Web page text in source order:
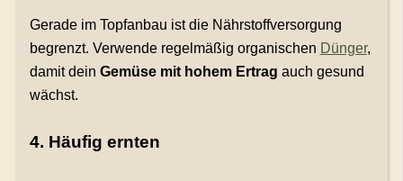
Gerade im Topfanbau ist die Nährstoffversorgung
begrenzt. Verwende regelmäßig organischen Dünger,
damit dein Gemüse mit hohem Ertrag auch gesund
wächst.
4. Häufig ernten